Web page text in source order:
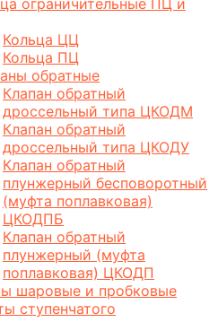
ограничительные ПЦ и
Кольца ЦЦ
Кольца ПЦ
обратные
Клапан обратный
дроссельный типа ЦКОДМ
Клапан обратный
дроссельный типа ЦКОДУ
Клапан обратный
плунжерный бесповоротный
(муфта поплавковая)
ЦКОДПБ
Клапан обратный
плунжерный (муфта
поплавковая) ЦКОДП
шаровые и пробковые
ступенчатого